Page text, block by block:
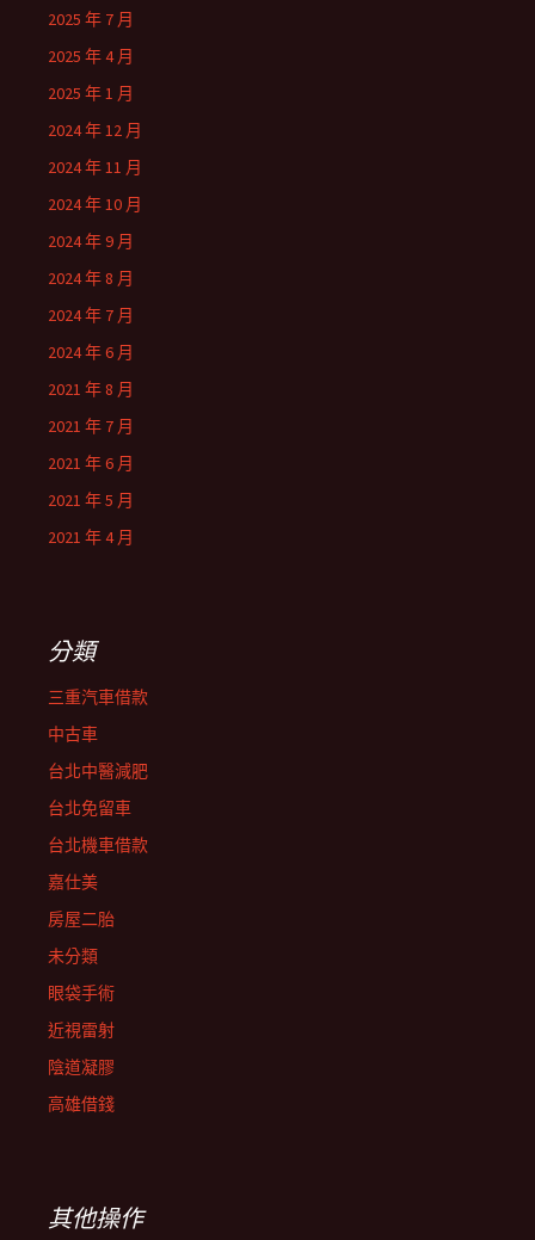
2025 年 7 月
2025 年 4 月
2025 年 1 月
2024 年 12 月
2024 年 11 月
2024 年 10 月
2024 年 9 月
2024 年 8 月
2024 年 7 月
2024 年 6 月
2021 年 8 月
2021 年 7 月
2021 年 6 月
2021 年 5 月
2021 年 4 月
分類
三重汽車借款
中古車
台北中醫減肥
台北免留車
台北機車借款
嘉仕美
房屋二胎
未分類
眼袋手術
近視雷射
陰道凝膠
高雄借錢
其他操作